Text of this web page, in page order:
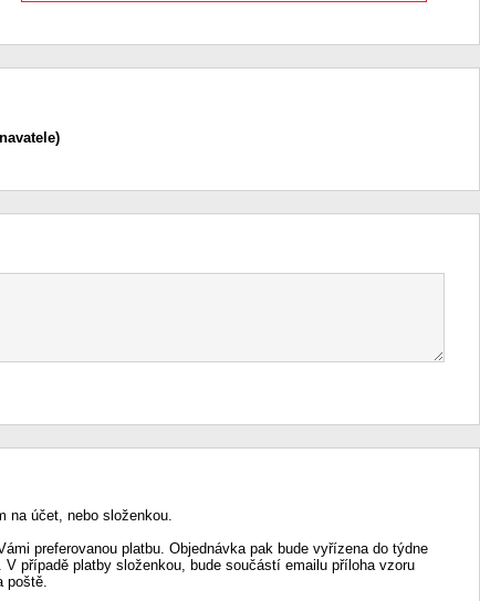
na účet, nebo složenkou.
preferovanou platbu. Objednávka pak bude vyřízena do týdne
případě platby složenkou, bude součástí emailu příloha vzoru
poště.